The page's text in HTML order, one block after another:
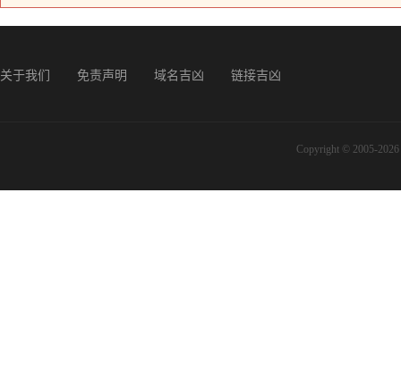
关于我们 免责声明 域名吉凶 链接吉凶
Copyright © 2005-